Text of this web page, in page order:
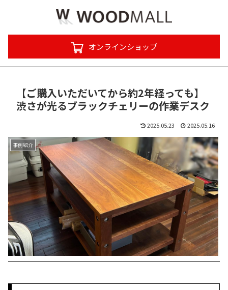
オンラインショップ
【ご購入いただいてから約2年経っても】
渋さが光るブラックチェリーの作業デスク
2025.05.23 2025.05.16
事例紹介